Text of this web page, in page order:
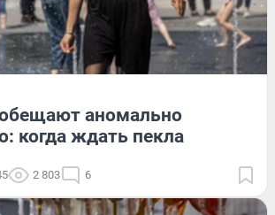
аномально
когда ждать пекла
2 803 6